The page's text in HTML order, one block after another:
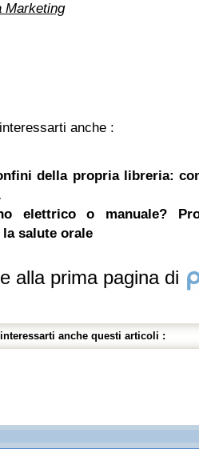
Marketing
anche :
della propria libreria:
elettrico o manuale?
la salute orale
alla prima pagina di
anche questi articoli :